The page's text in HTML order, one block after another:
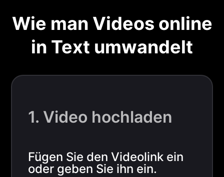
Wie man Videos online
in Text umwandelt
1. Video hochladen
Fügen Sie den Videolink ein
oder geben Sie ihn ein.